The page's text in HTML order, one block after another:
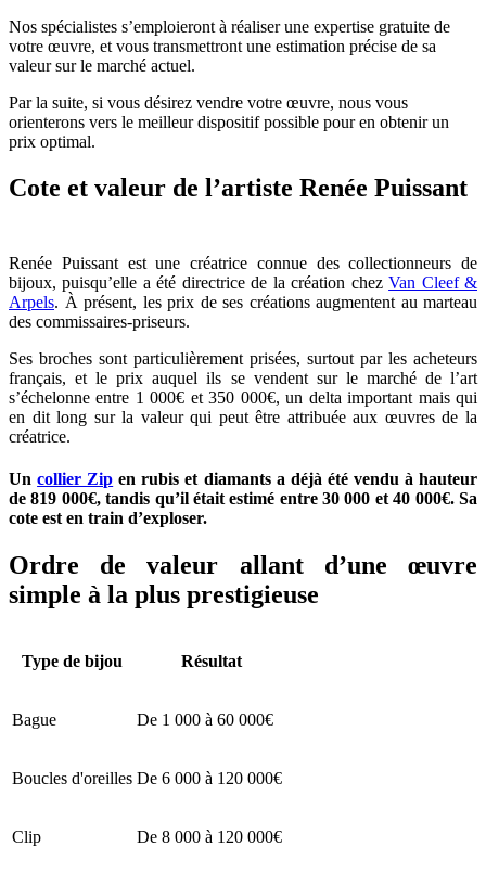
Nos spécialistes s’emploieront à réaliser une expertise gratuite de
votre œuvre, et vous transmettront une estimation précise de sa
valeur sur le marché actuel.
Par la suite, si vous désirez vendre votre œuvre, nous vous
orienterons vers le meilleur dispositif possible pour en obtenir un
prix optimal.
Cote et valeur de l’artiste Renée Puissant
Renée Puissant est une créatrice connue des collectionneurs de
bijoux, puisqu’elle a été directrice de la création chezVan Cleef &
Arpels. À présent, les prix de ses créations augmentent au marteau
des commissaires-priseurs.
Ses broches sont particulièrement prisées, surtout par les acheteurs
français, et le prix auquel ils se vendent sur le marché de l’art
s’échelonne entre 1 000€ et 350 000€, un delta important mais qui
en dit long sur la valeur qui peut être attribuée aux œuvres de la
créatrice.
Uncollier Zip en rubis et diamants a déjà été vendu à hauteur
de 819 000€, tandis qu’il était estimé entre 30 000 et 40 000€. Sa
cote est en train d’exploser.
Ordre de valeur allant d’une œuvre
simple à la plus prestigieuse
Type de bijou Résultat
Bague De 1 000 à 60 000€
Boucles d'oreilles De 6 000 à 120 000€
Clip De 8 000 à 120 000€